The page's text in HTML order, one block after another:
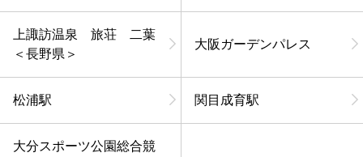
上諏訪温泉 旅荘 二葉
＜長野県＞
大阪ガーデンパレス
松浦駅 関目成育駅
大分スポーツ公園総合競